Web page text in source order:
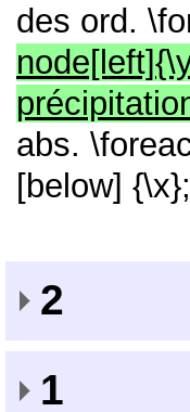
des ord.
abs.
[below] {\x};
2
1